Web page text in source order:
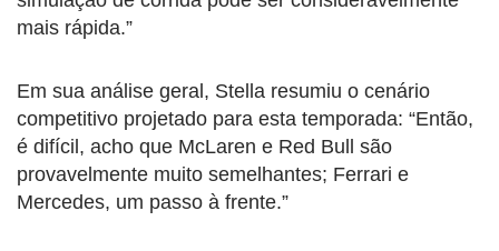
mais rápida.”
Em sua análise geral, Stella resumiu o cenário
competitivo projetado para esta temporada: “Então,
é difícil, acho que McLaren e Red Bull são
provavelmente muito semelhantes; Ferrari e
Mercedes, um passo à frente.”